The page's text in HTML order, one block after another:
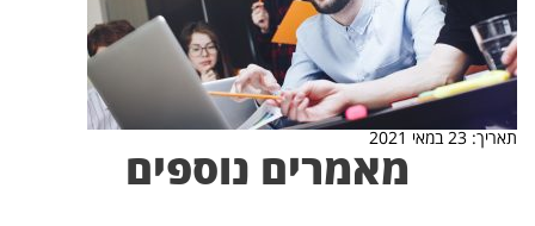
תאריך: 23 במאי 2021
מאמרים נוספים